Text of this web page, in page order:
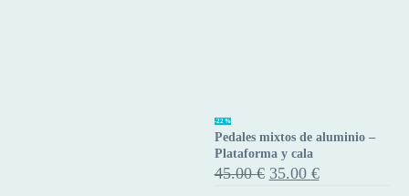
Pedales
mixtos
de
-22%
Pedales mixtos de aluminio –
Plataforma y cala
45.00€ El
precio
35.00 €El
precio